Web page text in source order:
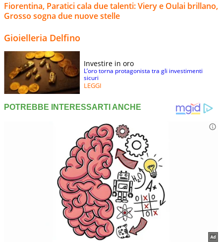
Fiorentina, Paratici cala due talenti: Viery e Oulai brillano,
Grosso sogna due nuove stelle
Gioielleria Delfino
Investire in oro
L’oro torna protagonista tra gli investimenti
sicuri
LEGGI